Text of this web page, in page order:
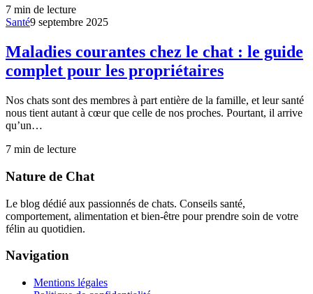
7 min de lecture
Santé9 septembre 2025
Maladies courantes chez le chat : le guide
complet pour les propriétaires
Nos chats sont des membres à part entière de la famille, et leur santé
nous tient autant à cœur que celle de nos proches. Pourtant, il arrive
qu’un…
7 min de lecture
Nature de Chat
Le blog dédié aux passionnés de chats. Conseils santé,
comportement, alimentation et bien-être pour prendre soin de votre
félin au quotidien.
Navigation
Mentions légales